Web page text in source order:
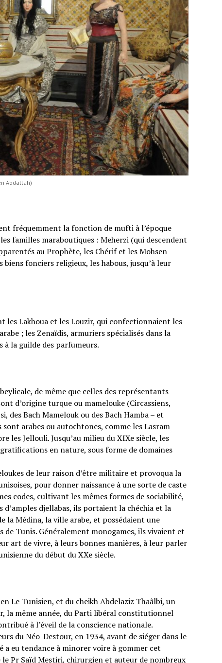
Abdallah)
fréquemment la fonction de mufti à l’époque
familles maraboutiques : Meherzi (qui descendent
au Prophète, les Chérif et les Mohsen
fonciers religieux, les habous, jusqu’à leur
les Lakhoua et les Louzir, qui confectionnaient les
; les Zenaïdis, armuriers spécialisés dans la
la guilde des parfumeurs.
de même que celles des représentants
d’origine turque ou mamelouke (Circassiens,
des Bach Mamelouk ou des Bach Hamba – et
arabes ou autochtones, comme les Lasram
les Jellouli. Jusqu’au milieu du XIXe siècle, les
en nature, sous forme de domaines
de leur raison d’être militaire et provoqua la
pour donner naissance à une sorte de caste
codes, cultivant les mêmes formes de sociabilité,
djellabas, ils portaient la chéchia et la
la Médina, la ville arabe, et possédaient une
de Tunis. Généralement monogames, ils vivaient et
art de vivre, à leurs bonnes manières, à leur parler
du début du XXe siècle.
Le Tunisien, et du cheikh Abdelaziz Thaâlbi, un
la même année, du Parti libéral constitutionnel
à l’éveil de la conscience nationale.
du Néo-Destour, en 1934, avant de siéger dans le
eu tendance à minorer voire à gommer cet
Pr Saïd Mestiri, chirurgien et auteur de nombreux